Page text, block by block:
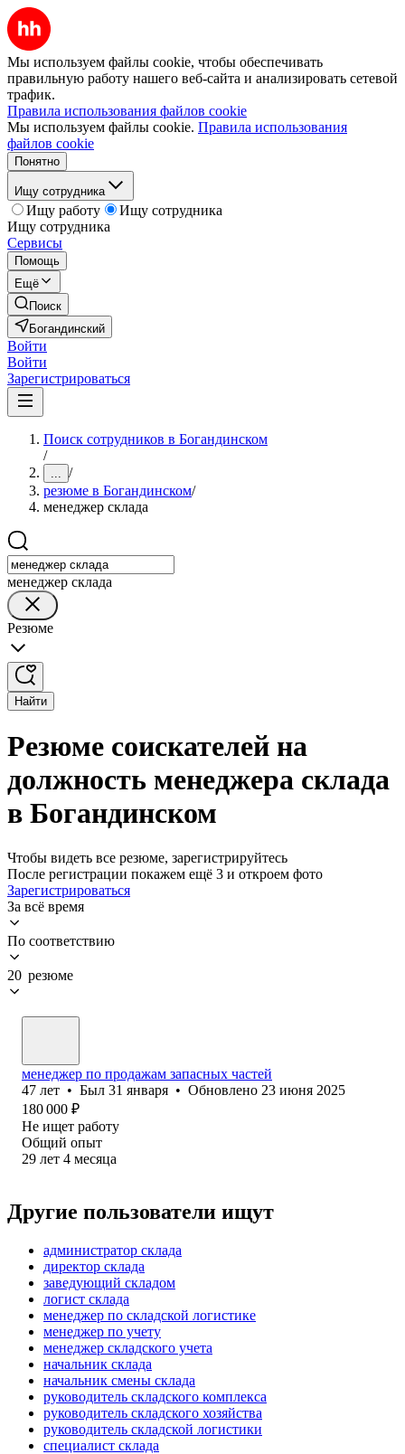
Мы используем файлы cookie, чтобы обеспечивать
правильную работу нашего веб-сайта и анализировать сетевой
трафик.
Правила использования файлов cookie
Мы используем файлы cookie. Правила использования
файлов cookie
Понятно
Ищу сотрудника
Ищу работу
Ищу сотрудника
Ищу сотрудника
Сервисы
Помощь
Ещё
Поиск
Богандинский
Войти
Войти
Зарегистрироваться
Поиск сотрудников в Богандинском
/
... /
резюме в Богандинском/
менеджер склада
менеджер склада
Резюме
Найти
Резюме соискателей на
должность менеджера склада
в Богандинском
Чтобы видеть все резюме, зарегистрируйтесь
После регистрации покажем ещё 3 и откроем фото
Зарегистрироваться
За всё время
По соответствию
20 резюме
менеджер по продажам запасных частей
47 лет • Был 31 января • Обновлено 23 июня 2025
180 000 ₽
Не ищет работу
Общий опыт
29 лет 4 месяца
Другие пользователи ищут
администратор склада
директор склада
заведующий складом
логист склада
менеджер по складской логистике
менеджер по учету
менеджер складского учета
начальник склада
начальник смены склада
руководитель складского комплекса
руководитель складского хозяйства
руководитель складской логистики
специалист склада